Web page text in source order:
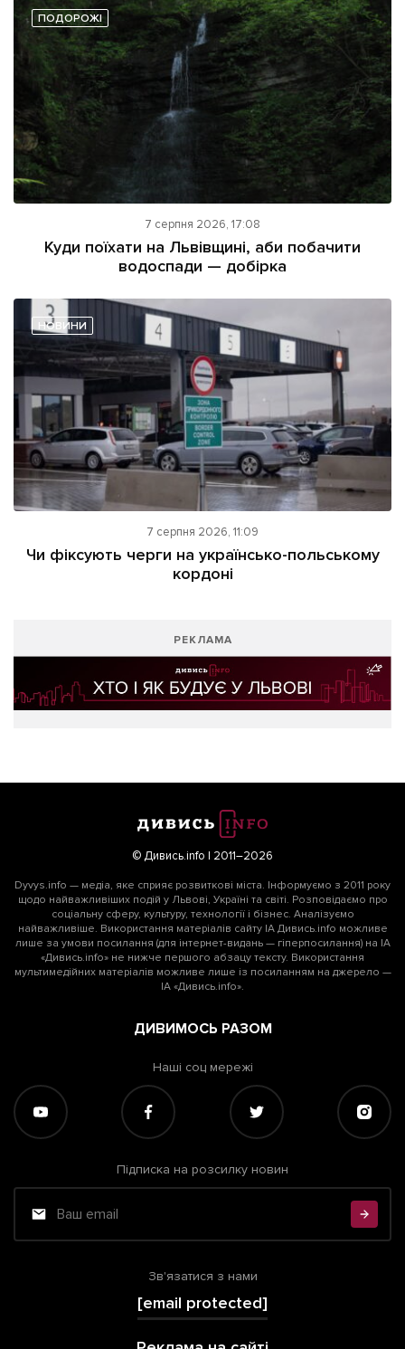
ПОДОРОЖІ
7 серпня 2026, 17:08
Куди поїхати на Львівщині, аби побачити
водоспади — добірка
НОВИНИ
7 серпня 2026, 11:09
Чи фіксують черги на українсько-польському
кордоні
РЕКЛАМА
© Дивись.info | 2011–2026
Dyvys.info — медіа, яке сприяє розвиткові міста. Інформуємо з 2011 року
щодо найважливіших подій у Львові, Україні та світі. Розповідаємо про
соціальну сферу, культуру, технології і бізнес. Аналізуємо
найважливіше. Використання матеріалів сайту ІА Дивись.info можливе
лише за умови посилання (для інтернет-видань — гіперпосилання) на ІА
«Дивись.info» не нижче першого абзацу тексту. Використання
мультимедійних матеріалів можливе лише із посиланням на джерело —
ІА «Дивись.info».
ДИВИМОСЬ РАЗОМ
Наші соц мережі
Підписка на розсилку новин
Зв'язатися з нами
[email protected]